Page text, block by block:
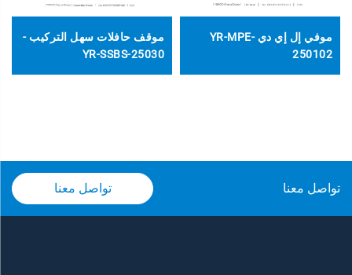
موفي إل إي دي YR-MPE-
250102
موقف حافلات سهل التركيب -
YR-SSBS-25030
تواصل معنا تواصل معنا